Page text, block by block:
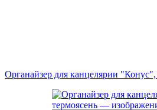
Органайзер для канцелярии "Конус",